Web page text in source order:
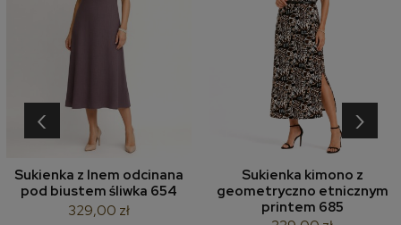
Sukienka z lnem odcinana
pod biustem śliwka 654
329,00 zł
Sukienka kimono z
geometryczno etnicznym
printem 685
‹ ›